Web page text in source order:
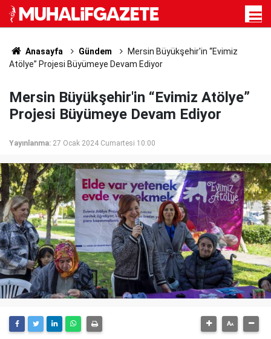
Anasayfa Gündem
Mersin Büyükşehir'in “Evimiz
Atölye” Projesi Büyümeye Devam Ediyor
Mersin Büyükşehir'in “Evimiz Atölye”
Projesi Büyümeye Devam Ediyor
Yayınlanma: 27 Ocak 2024 Cumartesi 10:00